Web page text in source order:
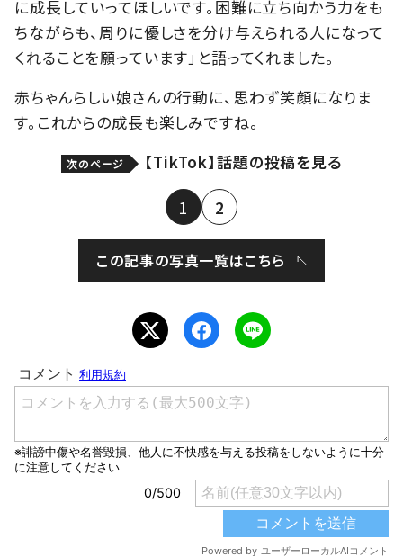
に成長していってほしいです。困難に立ち向かう力をも
ちながらも、周りに優しさを分け与えられる人になって
くれることを願っています」と語ってくれました。
赤ちゃんらしい娘さんの行動に、思わず笑顔になりま
す。これからの成長も楽しみですね。
次のページ 【TikTok】話題の投稿を見る
1 2
この記事の写真一覧はこちら